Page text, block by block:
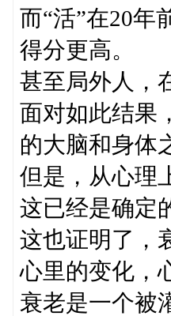
而“活”在20年
得分更高。
甚至局外人，
面对如此结果
的大脑和身体
但是，从心理
这已经是确定
这也证明了，
心里的变化，
衰老是一个被